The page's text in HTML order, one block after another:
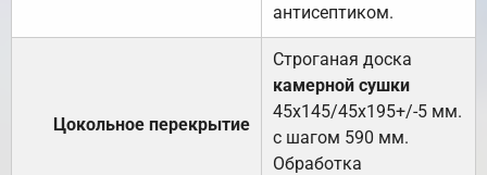
антисептиком.
Цокольное перекрытие
Строганая доска
камерной сушки
45х145/45х195+/-5 мм.
с шагом 590 мм.
Обработка